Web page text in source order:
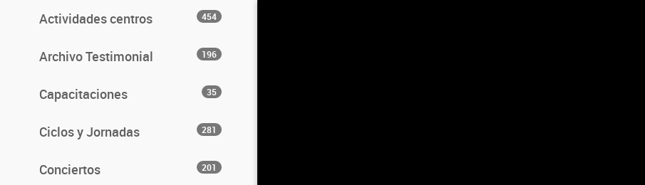
Actividades centros 454
Archivo Testimonial 196
Capacitaciones 35
Ciclos y Jornadas 281
Conciertos 201